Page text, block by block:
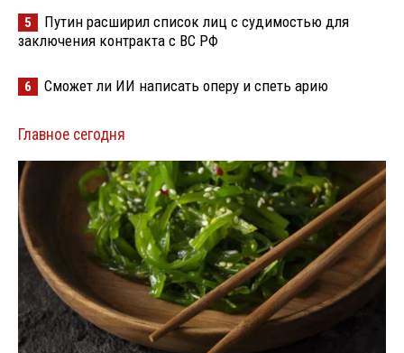
5
Путин расширил список лиц с судимостью для
заключения контракта с ВС РФ
6 Сможет ли ИИ написать оперу и спеть арию
Главное сегодня